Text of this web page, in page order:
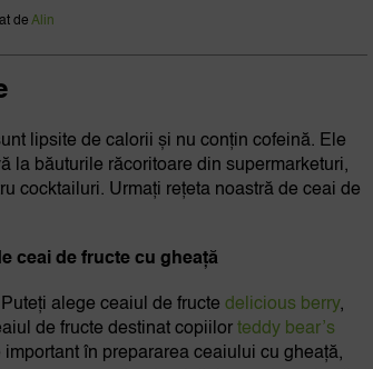
deAlin
lipsite de calorii și nu conțin cofeină. Ele
la băuturile răcoritoare din supermarketuri,
cocktailuri. Urmați rețeta noastră de ceai de
ceai de fructe cu gheață
alege ceaiul de fructedelicious berry,
de fructe destinat copiilorteddy bear’s
important în prepararea ceaiului cu gheață,